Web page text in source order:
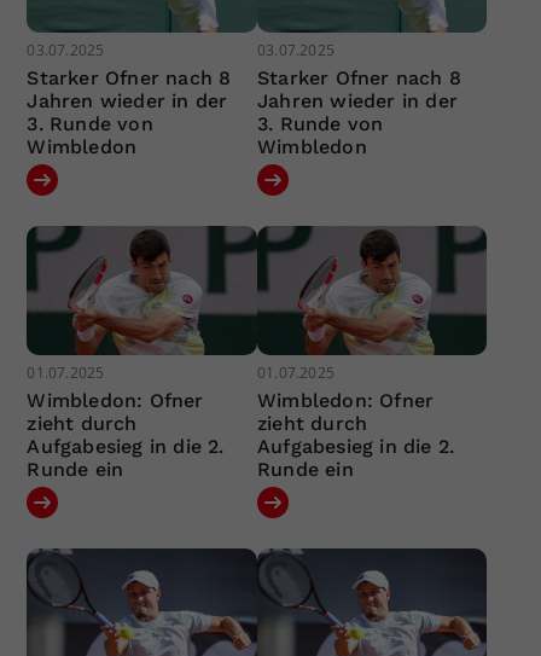
03.07.2025
Starker Ofner nach 8
Jahren wieder in der
3. Runde von
Wimbledon
03.07.2025
Starker Ofner nach 8
Jahren wieder in der
3. Runde von
Wimbledon
01.07.2025
Wimbledon: Ofner
zieht durch
Aufgabesieg in die 2.
Runde ein
01.07.2025
Wimbledon: Ofner
zieht durch
Aufgabesieg in die 2.
Runde ein